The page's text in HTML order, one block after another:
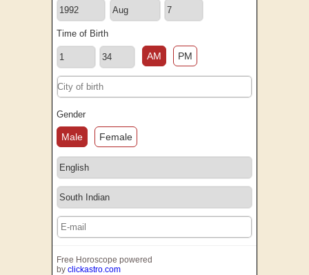
Time of Birth
AM PM
Gender
Male Female
Free Horoscope powered
by clickastro.com